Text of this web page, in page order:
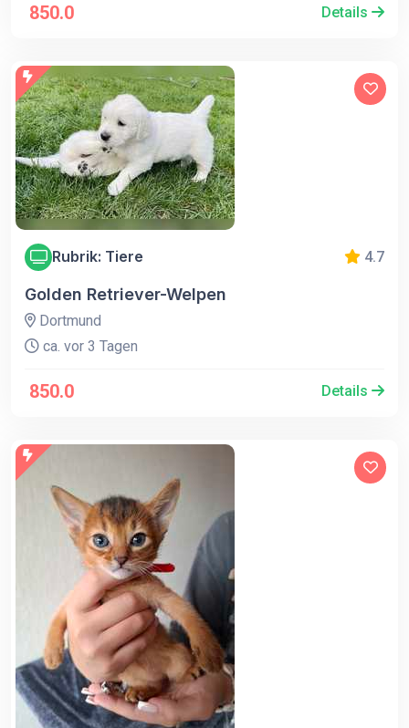
850.0 Details
Rubrik: Tiere 4.7
Golden Retriever-Welpen
Dortmund
ca. vor 3 Tagen
850.0 Details